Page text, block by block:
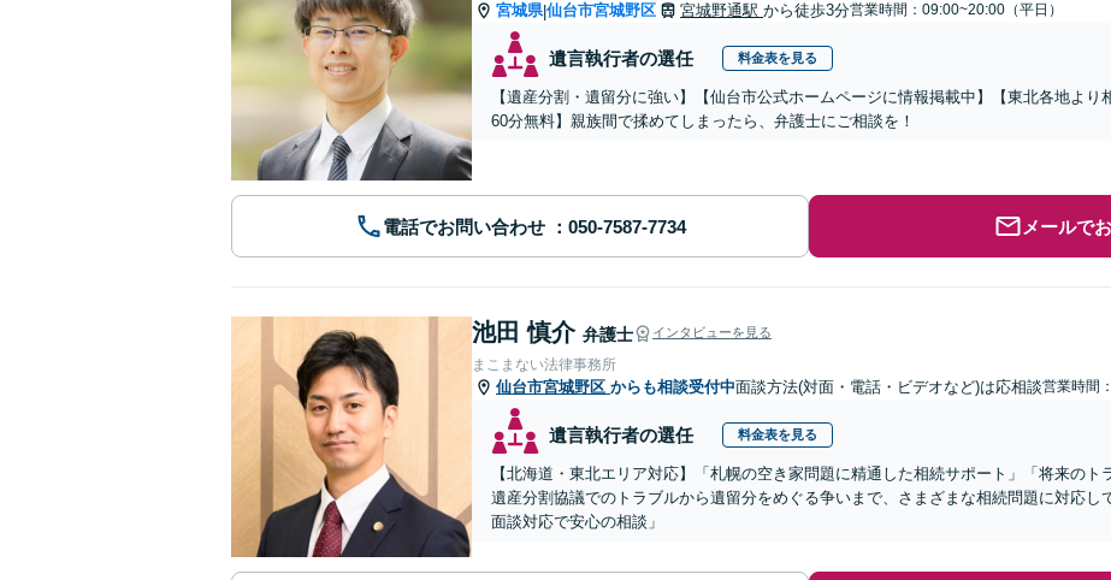
宮城県|仙台市宮城野区 宮城野通駅 から徒歩3分営業時間：09:00~20:00（平日）
遺言執行者の選任 料金表を見る
【遺産分割・遺留分に強い】【仙台市公式ホームページに情報掲載中】【東北各地よ
60分無料】親族間で揉めてしまったら、弁護士にご相談を！
電話でお問い合わせ メールで
池田 慎介 弁護士 インタビューを見る
まこまない法律事務所
仙台市宮城野区 からも相談受付中面談方法(対面・電話・ビデオなど)は応相談営業時間
遺言執行者の選任 料金表を見る
【北海道・東北エリア対応】「札幌の空き家問題に精通した相続サポート」「将来のト
遺産分割協議でのトラブルから遺留分をめぐる争いまで、さまざまな相続問題に対応し
面談対応で安心の相談」